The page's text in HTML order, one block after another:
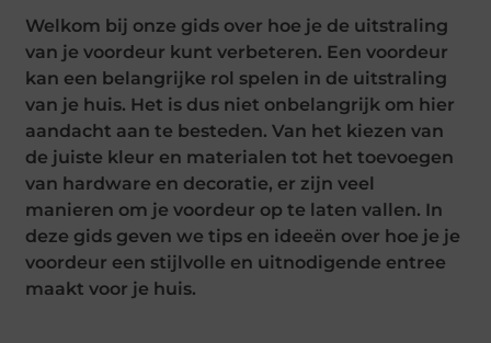
Welkom bij onze gids over hoe je de uitstraling
van je voordeur kunt verbeteren. Een voordeur
kan een belangrijke rol spelen in de uitstraling
van je huis. Het is dus niet onbelangrijk om hier
aandacht aan te besteden. Van het kiezen van
de juiste kleur en materialen tot het toevoegen
van hardware en decoratie, er zijn veel
manieren om je voordeur op te laten vallen. In
deze gids geven we tips en ideeën over hoe je je
voordeur een stijlvolle en uitnodigende entree
maakt voor je huis.